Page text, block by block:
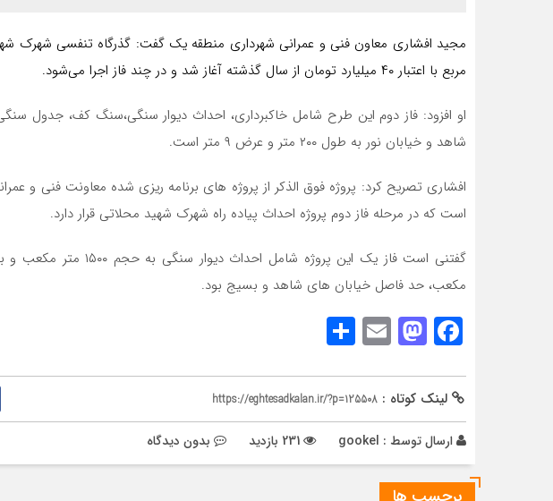
مربع با اعتبار ۴۰ میلیارد تومان از سال گذشته آغاز شد و در چند فاز اجرا می‌شود.
او افزود: فاز دوم این طرح شامل خاکبرداری، احداث دیوار سنگی،سنگ کف، جدول
شاهد و خیابان نور به طول ۲۰۰ متر و عرض ۹ متر است.
افشاری تصریح کرد: پروژه فوق الذکر از پروژه های برنامه ریزی شده معاونت فنی و
است که در مرحله فاز دوم پروژه احداث پیاده راه شهرک شهید محلاتی قرار دارد.
مکعب، حد فاصل خیابان های شاهد و بسیج بود.
Facebook
Mastodon
Email
لینک کوتاه : https://eghtesadkalan.ir/?p=125508
ارسال توسط : gookel بدون دیدگاه